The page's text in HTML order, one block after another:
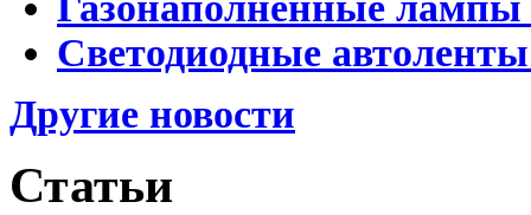
Светодиодные
Другие новости
Статьи